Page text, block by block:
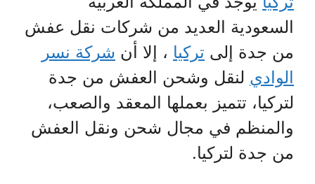
السعودية العديد من شركات نقل عفش
من جدة إلى تركيا ، إلا أن شركة نسر
الوادي لنقل وشحن العفش من جدة
لتركيا، تتميز بعملها المعقد والصعب،
والمنظم في مجال شحن ونقل العفش
من جدة لتركيا.